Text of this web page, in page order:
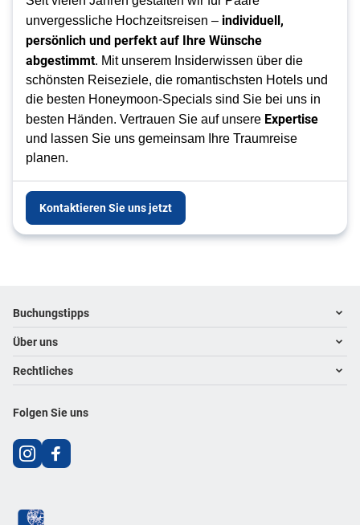
unvergessliche Hochzeitsreisen – individuell,
persönlich und perfekt auf Ihre Wünsche
abgestimmt. Mit unserem Insiderwissen über die
schönsten Reiseziele, die romantischsten Hotels und
die besten Honeymoon-Specials sind Sie bei uns in
besten Händen. Vertrauen Sie auf unsere Expertise
und lassen Sie uns gemeinsam Ihre Traumreise
planen.
Kontaktieren Sie uns jetzt
Footer navigation
Buchungstipps
Warum im Reisebüro buchen
Hoteltipps
Reisewelten
Über uns
Kontakt
Karriere
Rechtliches
AGB
Folgen Sie uns